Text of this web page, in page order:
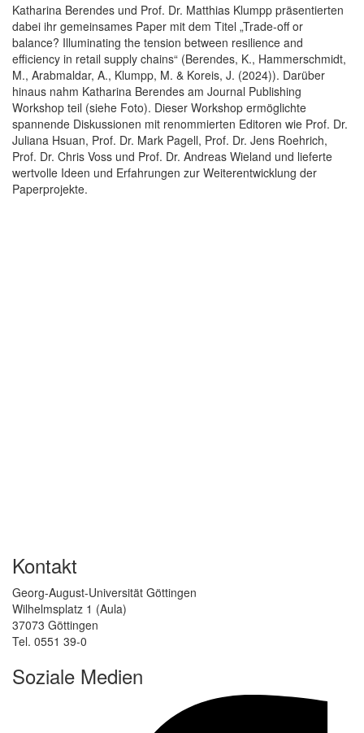
Katharina Berendes und Prof. Dr. Matthias Klumpp präsentierten
dabei ihr gemeinsames Paper mit dem Titel „Trade-off or
balance? Illuminating the tension between resilience and
efficiency in retail supply chains“ (Berendes, K., Hammerschmidt,
M., Arabmaldar, A., Klumpp, M. & Koreis, J. (2024)). Darüber
hinaus nahm Katharina Berendes am Journal Publishing
Workshop teil (siehe Foto). Dieser Workshop ermöglichte
spannende Diskussionen mit renommierten Editoren wie Prof. Dr.
Juliana Hsuan, Prof. Dr. Mark Pagell, Prof. Dr. Jens Roehrich,
Prof. Dr. Chris Voss und Prof. Dr. Andreas Wieland und lieferte
wertvolle Ideen und Erfahrungen zur Weiterentwicklung der
Paperprojekte.
Kontakt
Georg-August-Universität Göttingen
Wilhelmsplatz 1 (Aula)
37073 Göttingen
Tel. 0551 39-0
Soziale Medien